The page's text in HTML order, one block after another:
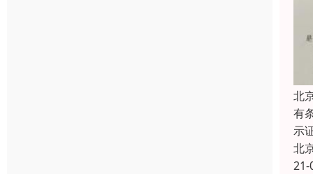
北
有
示
北
21-